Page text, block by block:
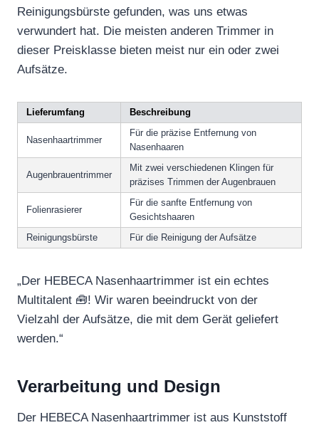
Reinigungsbürste gefunden, was uns etwas
verwundert hat. Die meisten anderen Trimmer in
dieser Preisklasse bieten meist nur ein oder zwei
Aufsätze.
Lieferumfang Beschreibung
Nasenhaartrimmer
Für die präzise Entfernung von
Nasenhaaren
Augenbrauentrimmer
Mit zwei verschiedenen Klingen für
präzises Trimmen der Augenbrauen
Folienrasierer
Für die sanfte Entfernung von
Gesichtshaaren
Reinigungsbürste
Für die Reinigung der Aufsätze
„Der HEBECA Nasenhaartrimmer ist ein echtes
Multitalent 🧰! Wir waren beeindruckt von der
Vielzahl der Aufsätze, die mit dem Gerät geliefert
werden.“
Verarbeitung und Design
Der HEBECA Nasenhaartrimmer ist aus Kunststoff